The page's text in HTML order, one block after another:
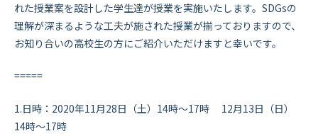
れた授業案を設計した学生達が授業を実施いたします。SDGsの
理解が深まるような工夫が施された授業が揃っておりますので、
お知り合いの高校生の方にご紹介いただけますと幸いです。
=====
1.日時：2020年11月28日（土）14時～17時 12月13日（日）
14時～17時